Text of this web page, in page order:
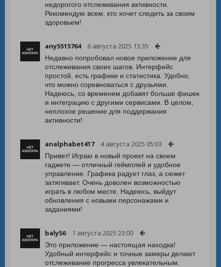
недорогого отслеживания активности.
Рекомендую всем, кто хочет следить за своим
здоровьем!
any5515764 6 августа 2025 13:35
Недавно попробовал новое приложение для
отслеживания своих шагов. Интерфейс
простой, есть графики и статистика. Удобно,
что можно соревноваться с друзьями.
Надеюсь, со временем добавят больше фишек
и интеграцию с другими сервисами. В целом,
неплохое решение для поддержания
активности!
analphabet417 4 августа 2025 05:03
Привет! Играю в новый проект на своем
гаджете — отличный геймплей и удобное
управление. Графика радует глаз, а сюжет
затягивает. Очень доволен возможностью
играть в любом месте. Надеюсь, выйдут
обновления с новыми персонажами и
заданиями!
baly56 1 августа 2025 23:00
Это приложение — настоящая находка!
Удобный интерфейс и точные замеры делают
отслеживание прогресса увлекательным.